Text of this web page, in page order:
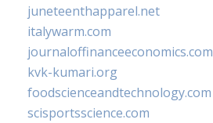
juneteenthapparel.net
italywarm.com
journaloffinanceeconomics.com
kvk-kumari.org
foodscienceandtechnology.com
scisportsscience.com